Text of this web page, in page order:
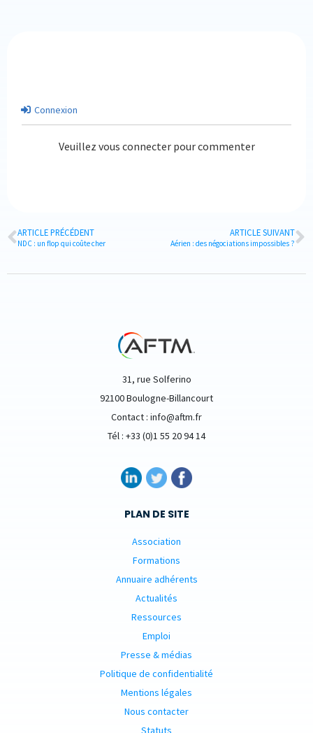
Connexion
Veuillez vous connecter pour commenter
ARTICLE PRÉCÉDENT
NDC : un flop qui coûte cher
ARTICLE SUIVANT
Aérien : des négociations impossibles ?
31, rue Solferino
92100 Boulogne-Billancourt
Contact : info@aftm.fr
Tél : +33 (0)1 55 20 94 14
PLAN DE SITE
Association
Formations
Annuaire adhérents
Actualités
Ressources
Emploi
Presse & médias
Politique de confidentialité
Mentions légales
Nous contacter
Statuts